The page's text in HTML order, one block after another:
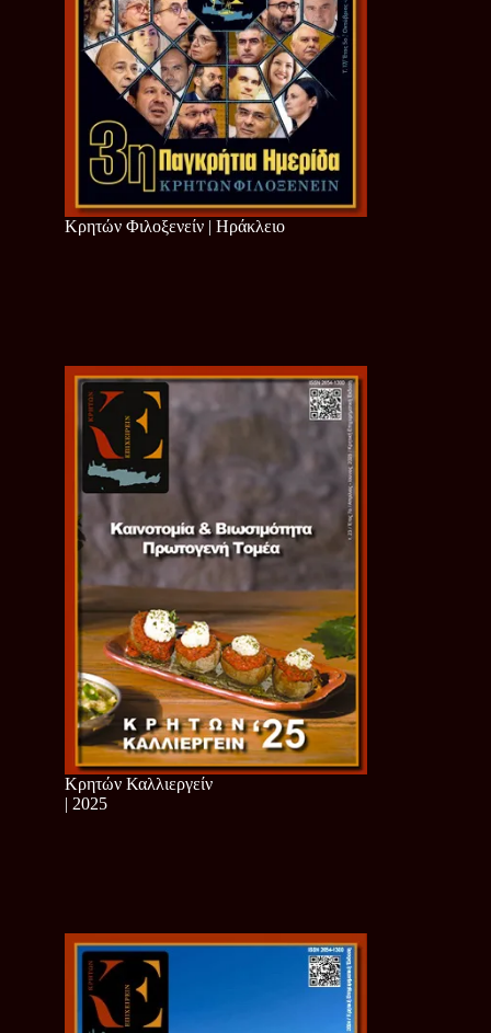
Κρητών Φιλοξενείν | Ηράκλειο
Κρητών Καλλιεργείν
| 2025